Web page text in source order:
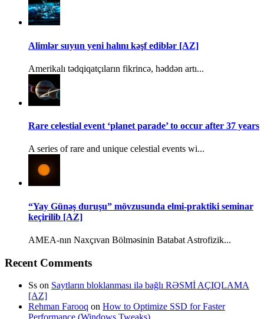
Alimlər suyun yeni halını kəşf ediblər [AZ]
Amerikalı tədqiqatçıların fikrincə, həddən artı...
Rare celestial event ‘planet parade’ to occur after 37 years
A series of rare and unique celestial events wi...
“Yay Günəş duruşu” mövzusunda elmi-praktiki seminar
keçirilib [AZ]
AMEA-nın Naxçıvan Bölməsinin Batabat Astrofizik...
Recent Comments
Ss on Saytların bloklanması ilə bağlı RƏSMİ AÇIQLAMA
[AZ]
Rehman Farooq on How to Optimize SSD for Faster